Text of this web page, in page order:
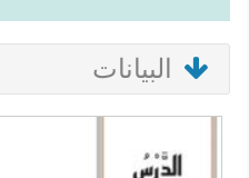
البيانات